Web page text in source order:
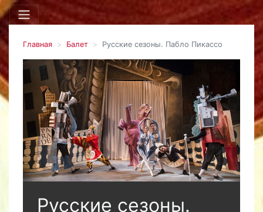
Главная Балет Русские сезоны. Пабло Пикассо
Русские сезоны.